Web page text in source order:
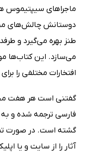
ماجراهای سیپتیموس
دوستانش چالش‌های
طنز بهره می‌گیرد و
می‌سازد. این کتاب‌ها
افتخارات مختلفی را
گفتنی است هر هفت
فارسی ترجمه شده و به
گشته است. در صورت
آثار را از سایت و یا